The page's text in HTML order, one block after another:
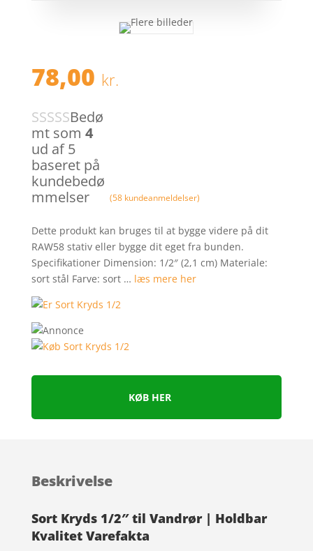
78,00 kr.
Bedø
mt som 4
ud af 5
baseret på
kundebedø
mmelser
(58kundeanmeldelser)
Dette produkt kan bruges til at bygge videre på dit
RAW58 stativ eller bygge dit eget fra bunden.
Specifikationer Dimension: 1/2″ (2,1 cm) Materiale:
sort stål Farve: sort … læs mere her
KØB HER
Beskrivelse
Sort Kryds 1/2″ til Vandrør | Holdbar
Kvalitet Varefakta